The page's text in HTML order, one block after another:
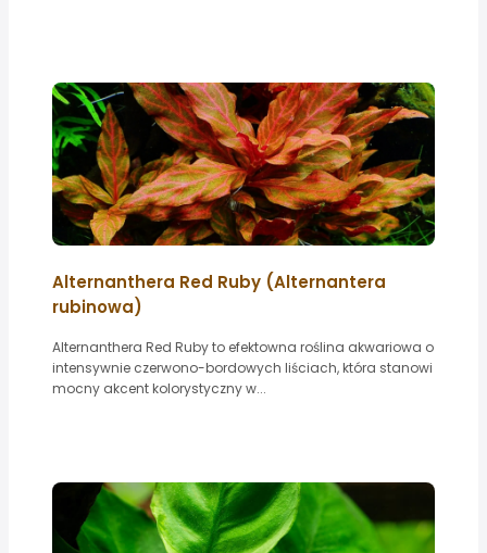
Alternanthera Red Ruby (Alternantera
rubinowa)
Alternanthera Red Ruby to efektowna roślina akwariowa o
intensywnie czerwono-bordowych liściach, która stanowi
mocny akcent kolorystyczny w...